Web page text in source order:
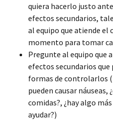
quiera hacerlo justo
efectos secundarios,
al equipo que atiende el
momento para tomar
Pregunte al equipo que
efectos secundarios que
formas de controlarlos
pueden causar
comidas?, ¿hay algo
ayudar?)